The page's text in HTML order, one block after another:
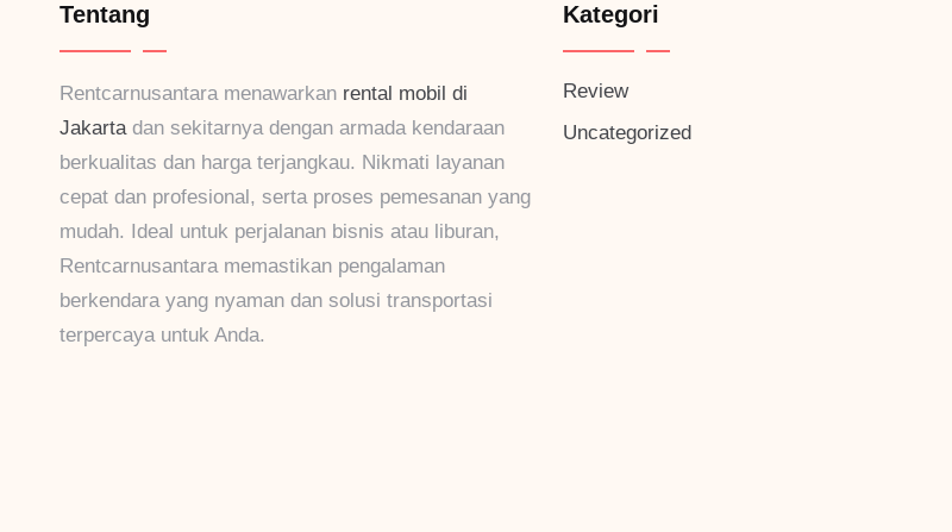
Tentang
Rentcarnusantara menawarkan rental mobil di
Jakartadan sekitarnya dengan armada kendaraan
berkualitas dan harga terjangkau. Nikmati layanan
cepat dan profesional, serta proses pemesanan yang
mudah. Ideal untuk perjalanan bisnis atau liburan,
Rentcarnusantara memastikan pengalaman
berkendara yang nyaman dan solusi transportasi
terpercaya untuk Anda.
Kategori
Review
Uncategorized